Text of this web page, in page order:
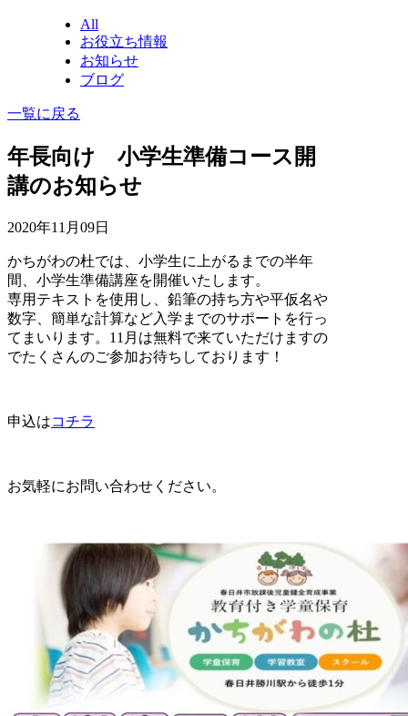
All
お役立ち情報
お知らせ
ブログ
一覧に戻る
年長向け 小学生準備コース開
講のお知らせ
2020年11月09日
かちがわの杜では、小学生に上がるまでの半年
間、小学生準備講座を開催いたします。
専用テキストを使用し、鉛筆の持ち方や平仮名や
数字、簡単な計算など入学までのサポートを行っ
てまいります。11月は無料で来ていただけますの
でたくさんのご参加お待ちしております！
申込はコチラ
お気軽にお問い合わせください。